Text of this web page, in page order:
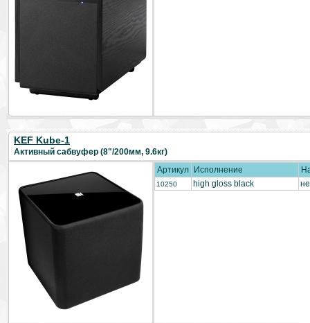
KEF Kube-1
Активный сабвуфер (8"/200мм, 9.6кг)
Артикул
Исполнение
10250 high gloss black